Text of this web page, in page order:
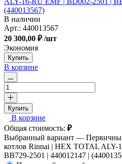
(440013567)
В наличии
Арт.: 440013567
20 300,00 ₽/шт
Экономия
Купить
В корзине
Купить
В корзине
Общая стоимость: ₽
Выбранный вариант —
котлов Rinnai | HEX TOTAL ALY-
BB729-2501 | 440012147 |